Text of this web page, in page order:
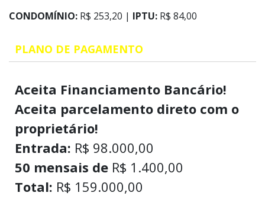
CONDOMÍNIO: R$ 253,20 | IPTU: R$ 84,00
PLANO DE PAGAMENTO
Aceita Financiamento Bancário!
Aceita parcelamento direto com o
proprietário!
Entrada: R$ 98.000,00
50 mensais de R$ 1.400,00
Total: R$ 159.000,00